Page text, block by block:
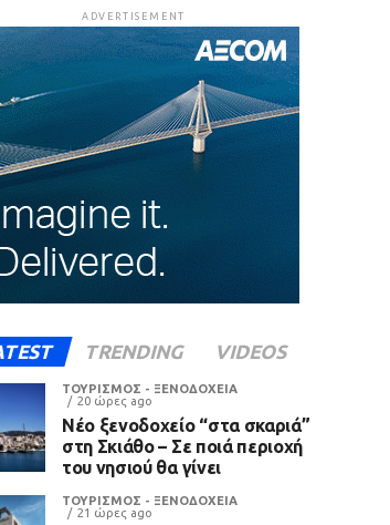
ADVERTISEMENT
TRENDING VIDEOS
ΤΟΥΡΙΣΜΟΣ - ΞΕΝΟΔΟΧΕΙΑ
20 ώρες ago
Νέο ξενοδοχείο “στα σκαριά”
στη Σκιάθο – Σε ποιά περιοχή
του νησιού θα γίνει
ΤΟΥΡΙΣΜΟΣ - ΞΕΝΟΔΟΧΕΙΑ
21 ώρες ago